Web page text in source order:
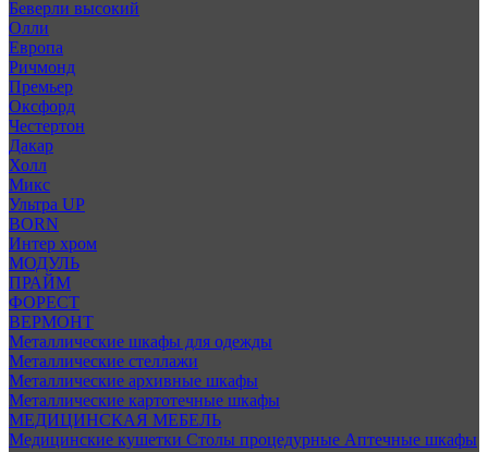
Беверли высокий
Олли
Европа
Ричмонд
Премьер
Оксфорд
Честертон
Дакар
Холл
Микс
Ультра UP
BORN
Интер хром
МОДУЛЬ
ПРАЙМ
ФОРЕСТ
ВЕРМОНТ
Металлические шкафы для одежды
Металлические стеллажи
Металлические архивные шкафы
Металлические картотечные шкафы
МЕДИЦИНСКАЯ МЕБЕЛЬ
Медицинские кушетки Столы процедурные Аптечные шкафы